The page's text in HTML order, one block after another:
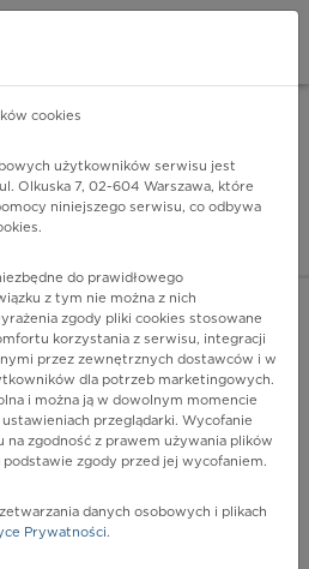
- lider
FILTRY
cookies
użytkowników serwisu jest
Olkuska 7, 02-604 Warszawa, które
niniejszego serwisu, co odbywa
do prawidłowego
z tym nie można z nich
zgody pliki cookies stosowane
korzystania z serwisu, integracji
przez zewnętrznych dostawców i w
dla potrzeb marketingowych.
i można ją w dowolnym momencie
przeglądarki. Wycofanie
na zgodność z prawem używania plików
zgody przed jej wycofaniem.
danych osobowych i plikach
Prywatności.
Play INSTALUJ